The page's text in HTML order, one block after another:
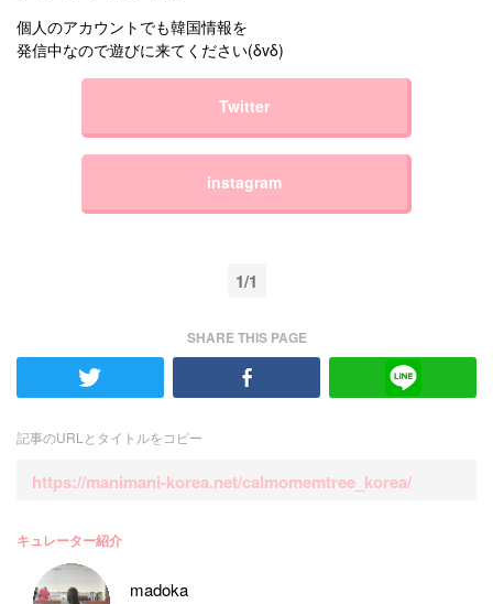
個人のアカウントでも韓国情報を
発信中なので遊びに来てください(δvδ)
Twitter
instagram
1/1
SHARE THIS PAGE
記事のURLとタイトルをコピー
https://manimani-korea.net/calmomemtree_korea/
キュレーター紹介
madoka